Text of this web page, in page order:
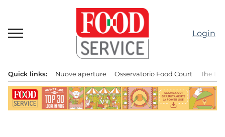
contenuto
Login
principale
Quick links: Nuove aperture Osservatorio Food Court The